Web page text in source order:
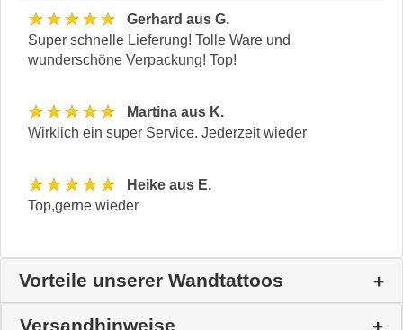
★★★★★
Gerhard aus G.
Super schnelle Lieferung! Tolle Ware und
wunderschöne Verpackung! Top!
★★★★★
Martina aus K.
Wirklich ein super Service. Jederzeit wieder
★★★★★
Heike aus E.
Top,gerne wieder
Vorteile unserer Wandtattoos
Versandhinweise